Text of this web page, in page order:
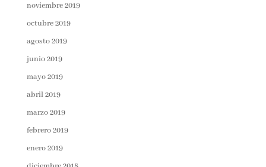
noviembre 2019
octubre 2019
agosto 2019
junio 2019
mayo 2019
abril 2019
marzo 2019
febrero 2019
enero 2019